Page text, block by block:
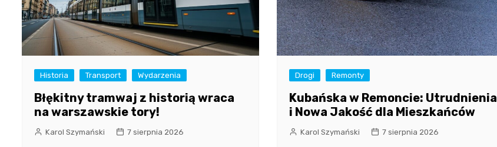
Historia Transport Wydarzenia
Błękitny tramwaj z historią wraca
na warszawskie tory!
Karol Szymański 7 sierpnia 2026
Drogi Remonty
Kubańska w Remoncie: Utrudnienia
i Nowa Jakość dla Mieszkańców
Karol Szymański 7 sierpnia 2026